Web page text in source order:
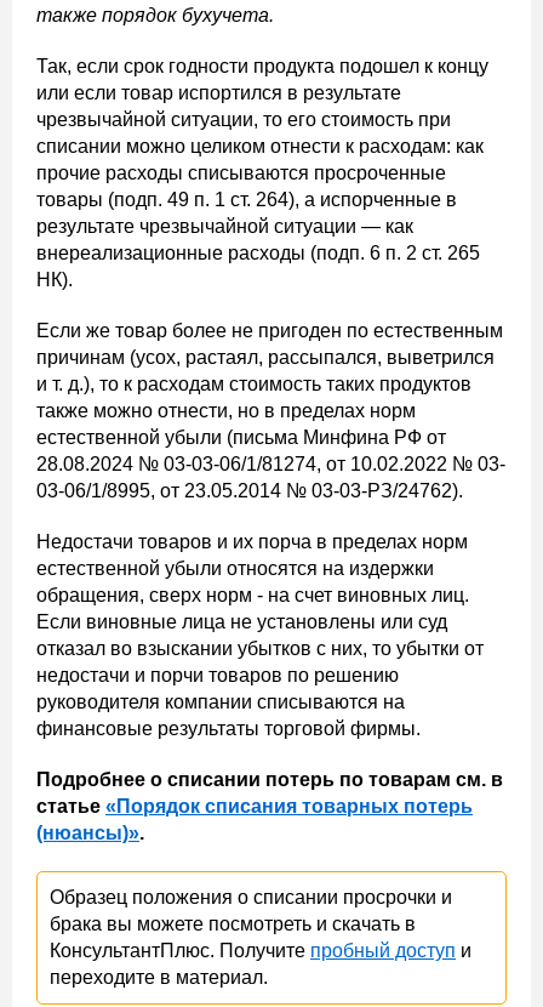
также порядок бухучета.
Так, если срок годности продукта подошел к концу
или если товар испортился в результате
чрезвычайной ситуации, то его стоимость при
списании можно целиком отнести к расходам: как
прочие расходы списываются просроченные
товары (подп. 49 п. 1 ст. 264), а испорченные в
результате чрезвычайной ситуации — как
внереализационные расходы (подп. 6 п. 2 ст. 265
НК).
Если же товар более не пригоден по естественным
причинам (усох, растаял, рассыпался, выветрился
и т. д.), то к расходам стоимость таких продуктов
также можно отнести, но в пределах норм
естественной убыли (письма Минфина РФ от
28.08.2024 № 03-03-06/1/81274, от 10.02.2022 № 03-
03-06/1/8995, от 23.05.2014 № 03-03-РЗ/24762).
Недостачи товаров и их порча в пределах норм
естественной убыли относятся на издержки
обращения, сверх норм - на счет виновных лиц.
Если виновные лица не установлены или суд
отказал во взыскании убытков с них, то убытки от
недостачи и порчи товаров по решению
руководителя компании списываются на
финансовые результаты торговой фирмы.
Подробнее о списании потерь по товарам см. в
статье «Порядок списания товарных потерь
(нюансы)».
Образец положения о списании просрочки и
брака вы можете посмотреть и скачать в
КонсультантПлюс. Получите пробный доступ и
переходите в материал.